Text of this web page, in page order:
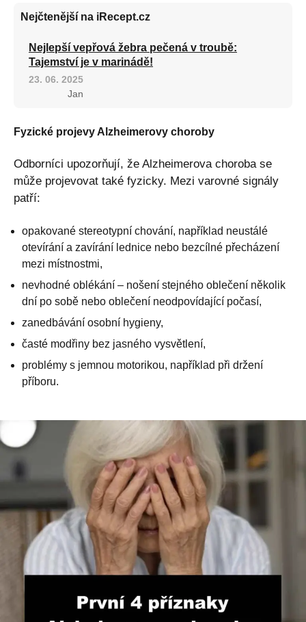
Nejčtenější na iRecept.cz
Nejlepší vepřová žebra pečená v troubě:
Tajemství je v marinádě!
23. 06. 2025
Jan
Fyzické projevy Alzheimerovy choroby
Odborníci upozorňují, že Alzheimerova choroba se
může projevovat také fyzicky. Mezi varovné signály
patří:
opakované stereotypní chování, například neustálé
otevírání a zavírání lednice nebo bezcílné přecházení
mezi místnostmi,
nevhodné oblékání – nošení stejného oblečení několik
dní po sobě nebo oblečení neodpovídající počasí,
zanedbávání osobní hygieny,
časté modřiny bez jasného vysvětlení,
problémy s jemnou motorikou, například při držení
příboru.